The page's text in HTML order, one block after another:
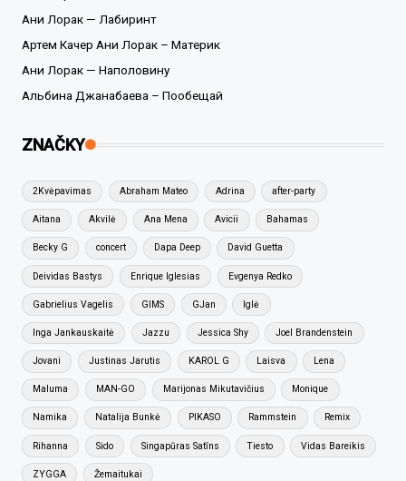
Ани Лорак — Лабиринт
Артем Качер Ани Лорак – Материк
Ани Лорак — Наполовину
Альбина Джанабаева – Пообещай
ZNAČKY
2Kvėpavimas Abraham Mateo Adrina after-party
Aitana Akvilė Ana Mena Avicii Bahamas
Becky G concert Dapa Deep David Guetta
Deividas Bastys Enrique Iglesias Evgenya Redko
Gabrielius Vagelis GIMS GJan Iglė
Inga Jankauskaitė Jazzu Jessica Shy Joel Brandenstein
Jovani Justinas Jarutis KAROL G Laisva Lena
Maluma MAN-GO Marijonas Mikutavičius Monique
Namika Natalija Bunkė PIKASO Rammstein Remix
Rihanna Sido Singapūras Satīns Tiesto Vidas Bareikis
ZYGGA Žemaitukai